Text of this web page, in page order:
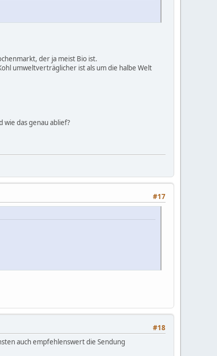
der ja meist Bio ist.
umweltverträglicher ist als um die halbe Welt
wie das genau ablief?
#17
#18
auch empfehlenswert die Sendung